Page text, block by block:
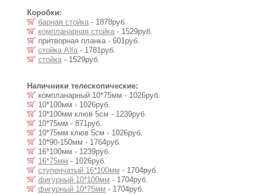
Коробки:
барная стойка - 1878руб.
компланарная стойка - 1529руб.
притворная планка - 601руб.
стойка Alfa - 1781руб.
стойка - 1529руб.
Наличники телескопические:
компланарный 10*75мм - 1026руб.
10*100мм - 1026руб.
10*100мм клюв 5см - 1239руб.
10*75мм - 871руб.
10*75мм клюв 5см - 1026руб.
10*90-150мм - 1764руб.
16*100мм - 1239руб.
16*75мм - 1026руб.
ступенчатый 16*100мм - 1704руб.
фигурный 10*100мм - 1704руб.
фигурный 10*75мм - 1704руб.